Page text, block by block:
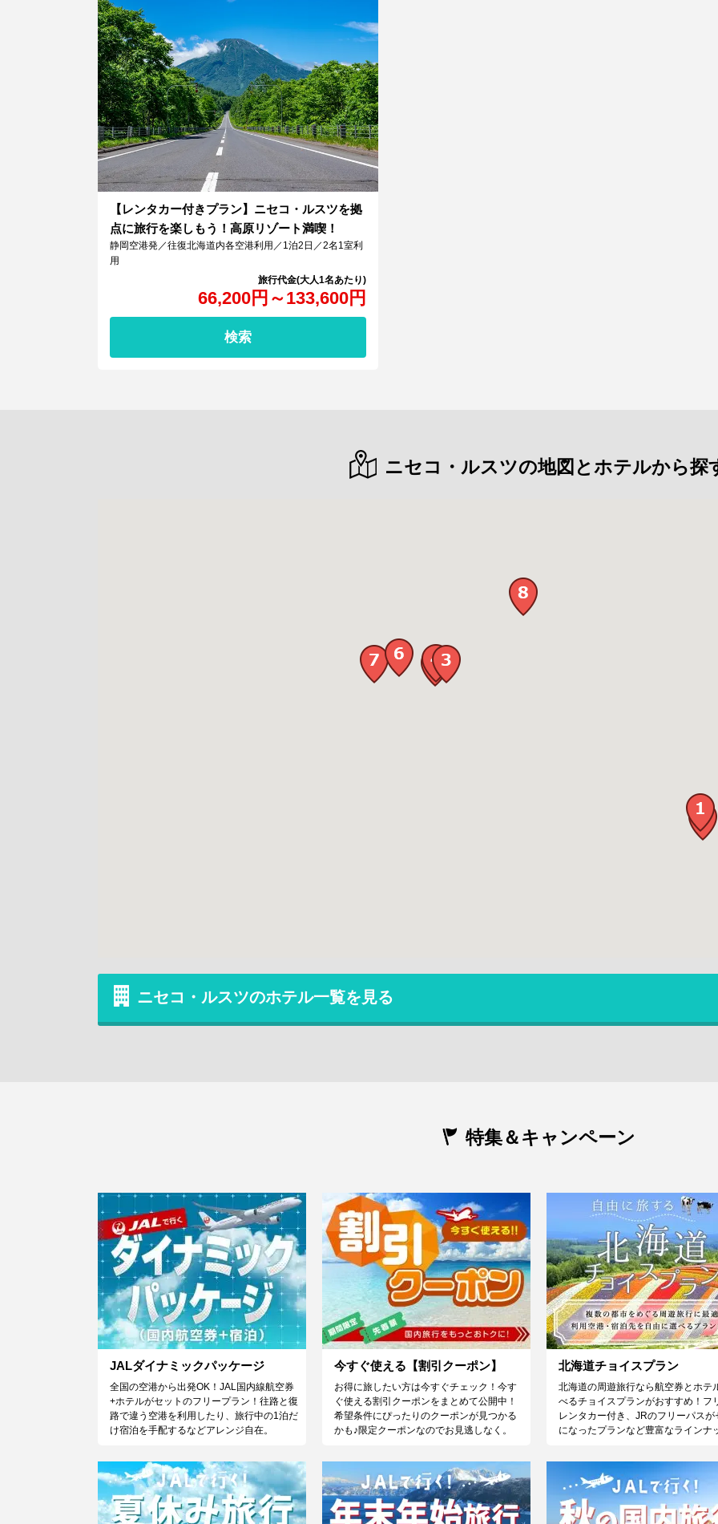
【レンタカー付きプラン】ニセコ・ルスツを拠
点に旅行を楽しもう！高原リゾート満喫！
66,200円 ～133,600円
静岡空港発／往復北海道内各空港利用／1泊2日／2名1室利
用
検索
ニセコ・ルスツの地図とホテルから探
ニセコ・ルスツのホテル一覧を見る
特集＆キャンペーン
JALダイナミックパッケージ
全国の空港から出発OK！JAL国内線航空券
+ホテルがセットのフリープラン！往路と復
路で違う空港を利用したり、旅行中の1泊だ
け宿泊を手配するなどアレンジ自在。
今すぐ使える【割引クーポン】
お得に旅したい方は今すぐチェック！今す
ぐ使える割引クーポンをまとめて公開中！
希望条件にぴったりのクーポンが見つかる
かも♪限定クーポンなのでお見逃しなく。
北海道チョイスプラン
北海道の周遊旅行なら航空券とホテ
べるチョイスプランがおすすめ！フ
レンタカー付き、JRのフリーパスが
になったプランなど豊富なラインナ